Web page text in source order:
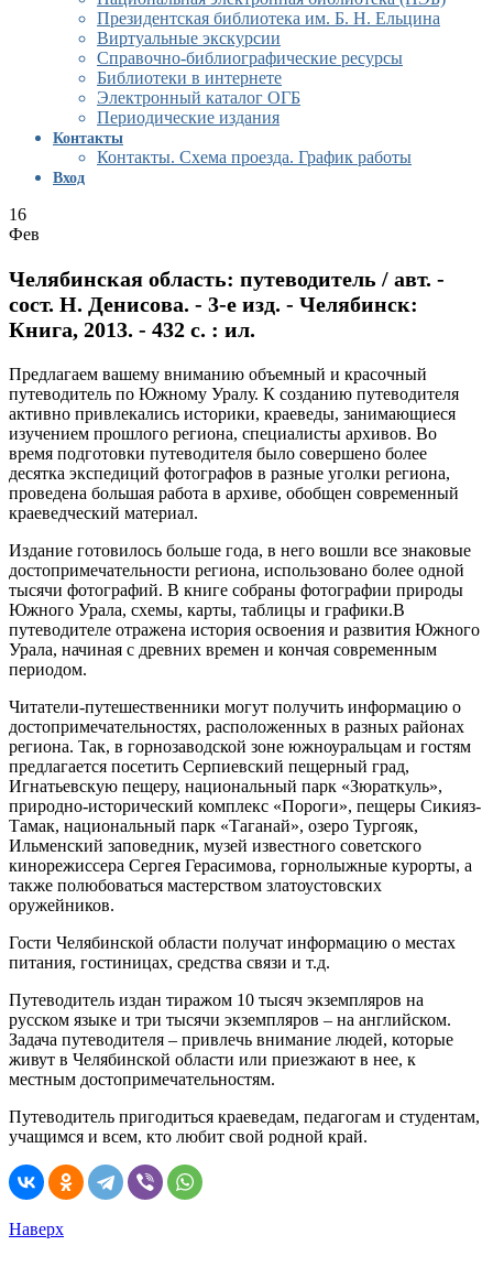
Президентская библиотека им. Б. Н. Ельцина
Виртуальные экскурсии
Справочно-библиографические ресурсы
Библиотеки в интернете
Электронный каталог ОГБ
Периодические издания
Контакты
Контакты. Схема проезда. График работы
Вход
16
Фев
Челябинская область: путеводитель / авт. -
сост. Н. Денисова. - 3-е изд. - Челябинск:
Книга, 2013. - 432 с. : ил.
Предлагаем вашему вниманию объемный и красочный
путеводитель по Южному Уралу. К созданию путеводителя
активно привлекались историки, краеведы, занимающиеся
изучением прошлого региона, специалисты архивов. Во
время подготовки путеводителя было совершено более
десятка экспедиций фотографов в разные уголки региона,
проведена большая работа в архиве, обобщен современный
краеведческий материал.
Издание готовилось больше года, в него вошли все знаковые
достопримечательности региона, использовано более одной
тысячи фотографий. В книге собраны фотографии природы
Южного Урала, схемы, карты, таблицы и графики.В
путеводителе отражена история освоения и развития Южного
Урала, начиная с древних времен и кончая современным
периодом.
Читатели-путешественники могут получить информацию о
достопримечательностях, расположенных в разных районах
региона. Так, в горнозаводской зоне южноуральцам и гостям
предлагается посетить Серпиевский пещерный град,
Игнатьевскую пещеру, национальный парк «Зюраткуль»,
природно-исторический комплекс «Пороги», пещеры Сикияз-
Тамак, национальный парк «Таганай», озеро Тургояк,
Ильменский заповедник, музей известного советского
кинорежиссера Сергея Герасимова, горнолыжные курорты, а
также полюбоваться мастерством златоустовских
оружейников.
Гости Челябинской области получат информацию о местах
питания, гостиницах, средства связи и т.д.
Путеводитель издан тиражом 10 тысяч экземпляров на
русском языке и три тысячи экземпляров – на английском.
Задача путеводителя – привлечь внимание людей, которые
живут в Челябинской области или приезжают в нее, к
местным достопримечательностям.
Путеводитель пригодиться краеведам, педагогам и студентам,
учащимся и всем, кто любит свой родной край.
Наверх